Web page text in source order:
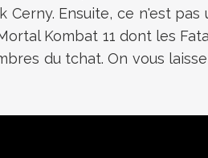
Ensuite, ce n'est pas
Kombat 11 dont les
du tchat. On vous